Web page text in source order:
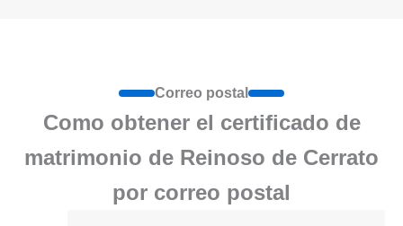
Correo postal
Como obtener el certificado de
matrimonio de Reinoso de Cerrato
por correo postal